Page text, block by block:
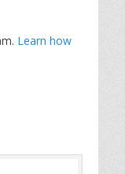
Learn how